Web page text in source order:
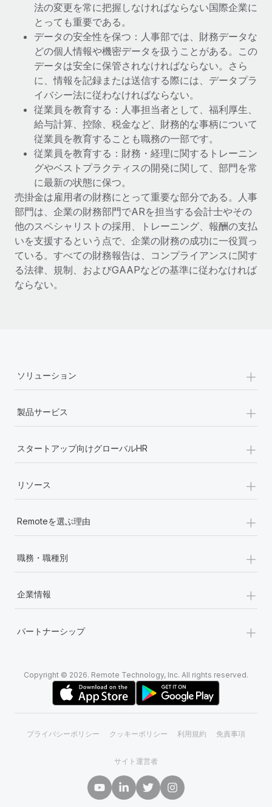
法の変更を常に把握しなければならない国際企業に
とっても重要である。
データの安全性を保つ：人事部では、財務データな
どの個人情報や機密データを扱うことがある。この
データは安全に保管されなければならない。さら
に、情報を記録または送信する際には、データプラ
イバシー法に従わなければならない。
従業員を教育する：人事担当者として、福利厚生、
給与計算、控除、税金など、財務的な事柄について
従業員を教育することも職務の一部です。
従業員を教育する：財務・経理に関するトレーニン
グやベストプラクティスの開発に関して、部門を常
に最新の状態に保つ。
売掛金は雇用者の財務にとって重要な部分である。人事
部門は、企業の財務部門でARを担当する会計士やその
他のスペシャリストの採用、トレーニング、報酬の支払
いを支援するという点で、企業の財務の成功に一役買っ
ている。すべての財務報告は、コンプライアンスに関す
る法律、規制、およびGAAPなどの基準に従わなければ
ならない。
ソリューション +
製品サービス +
スタートアップ向けグローバルHR +
リソース +
Remoteを選ぶ理由 +
職務・職種別 +
企業情報 +
パートナーシップ +
Copyright © 2026. Remote Technology, Inc. All rights reserved.
プライバシーポリシー クッキーポリシー 利用規約 免責事項
サイト運営者